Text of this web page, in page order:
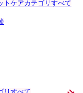
トケアカテゴリすべて